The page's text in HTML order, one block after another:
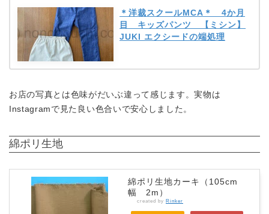
＊洋裁スクールMCA＊ 4か月
目 キッズパンツ 【ミシン】
JUKI エクシードの端処理
お店の写真とは色味がだいぶ違って感じます。実物は
Instagramで見た良い色合いで安心しました。
綿ポリ生地
綿ポリ生地カーキ（105cm
幅 2m）
created by Rinker